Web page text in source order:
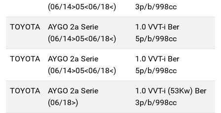
(06/14>05<06/18<)
3p/b/998cc
TOYOTA
AYGO 2a Serie
(06/14>05<06/18<)
1.0 VVT-i Ber
5p/b/998cc
TOYOTA
AYGO 2a Serie
(06/14>05<06/18<)
1.0 VVT-i Ber
5p/b/998cc
TOYOTA
AYGO 2a Serie
(06/18>)
1.0 VVT-i (53Kw) Ber
3p/b/998cc